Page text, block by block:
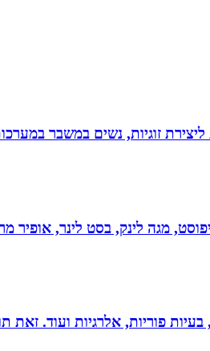
זוגיות, נשים במשבר
מגה לינק, בסט לינר, אופיר
פוריות, אלרגיות ועוד.